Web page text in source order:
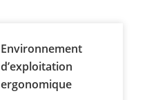
Environnement
d’exploitation
ergonomique